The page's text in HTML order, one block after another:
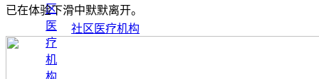
社区医疗机构
已在体验下滑中默默离开。